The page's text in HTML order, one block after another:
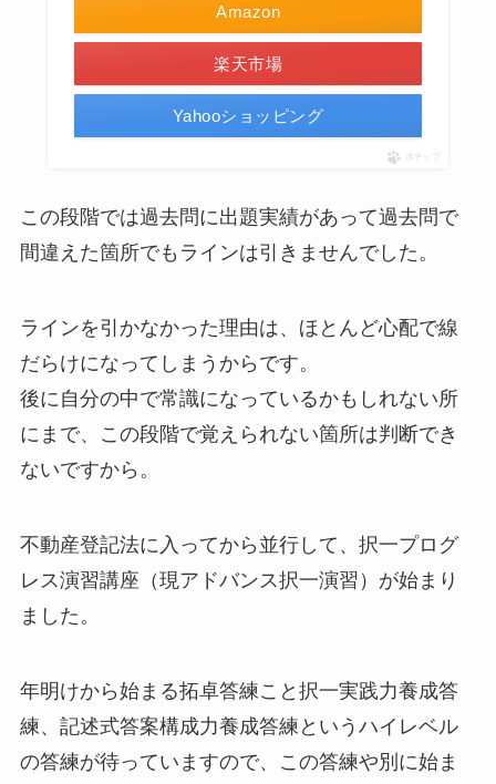
Amazon
楽天市場
Yahooショッピング
ポチップ
この段階では過去問に出題実績があって過去問で
間違えた箇所でもラインは引きませんでした。
ラインを引かなかった理由は、ほとんど心配で線
だらけになってしまうからです。
後に自分の中で常識になっているかもしれない所
にまで、この段階で覚えられない箇所は判断でき
ないですから。
不動産登記法に入ってから並行して、択一プログ
レス演習講座（現アドバンス択一演習）が始まり
ました。
年明けから始まる拓卓答練こと択一実践力養成答
練、記述式答案構成力養成答練というハイレベル
の答練が待っていますので、この答練や別に始ま